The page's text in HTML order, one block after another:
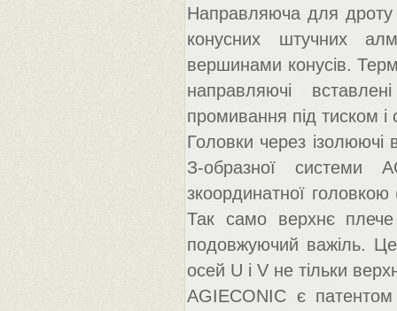
Направляюча для дроту
конусних штучних
вершинами конусів.
направляючі
промивання під тиском і
Головки через ізолюючі
З-образної системи
зкоординатної
Так само верхнє плече
подовжуючий важіль.
осей U і V не тільки
AGIECONIC є